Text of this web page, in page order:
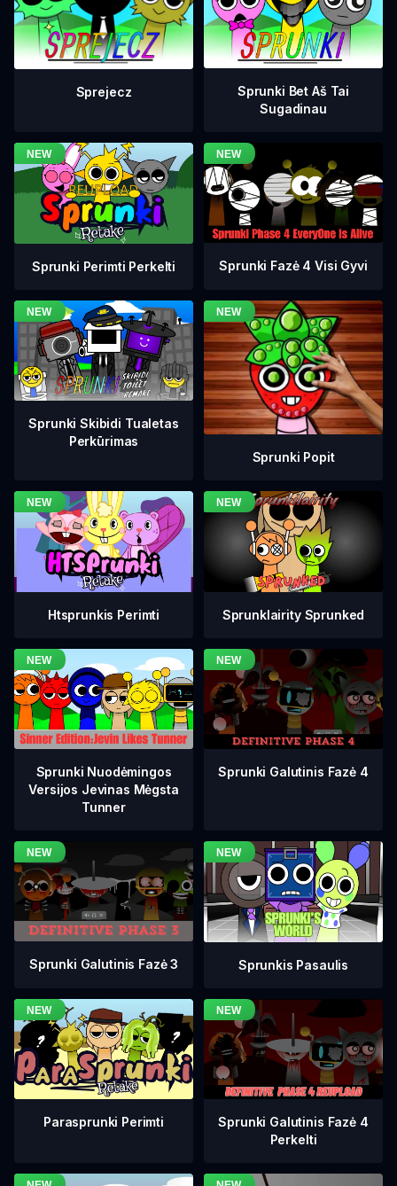
Sprejecz
Sprunki Bet Aš Tai
Sugadinau
Sprunki Perimti Perkelti Sprunki Fazė 4 Visi Gyvi
Sprunki Skibidi Tualetas
Perkūrimas
Sprunki Popit
Htsprunkis Perimti Sprunklairity Sprunked
Sprunki Nuodėmingos
Versijos Jevinas Mėgsta
Tunner
Sprunki Galutinis Fazė 4
Sprunki Galutinis Fazė 3 Sprunkis Pasaulis
Parasprunki Perimti
Sprunki Galutinis Fazė 4
Perkelti